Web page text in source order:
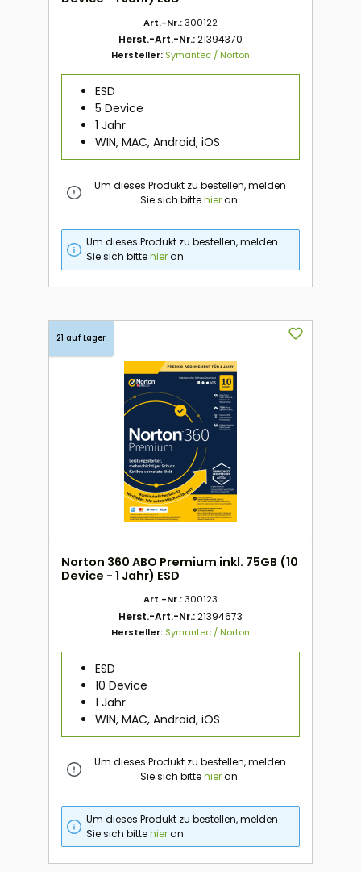
Art.-Nr.:300122
Herst.-Art.-Nr.:21394370
Hersteller: Symantec / Norton
ESD
5 Device
1 Jahr
WIN, MAC, Android, iOS
Um dieses Produkt zu bestellen, melden
Sie sich bittehieran.
Um dieses Produkt zu bestellen, melden
Sie sich bittehieran.
21 auf Lager
Norton 360 ABO Premium inkl. 75GB (10
Device - 1 Jahr) ESD
Art.-Nr.:300123
Herst.-Art.-Nr.:21394673
Hersteller: Symantec / Norton
ESD
10 Device
1 Jahr
WIN, MAC, Android, iOS
Um dieses Produkt zu bestellen, melden
Sie sich bittehieran.
Um dieses Produkt zu bestellen, melden
Sie sich bittehieran.